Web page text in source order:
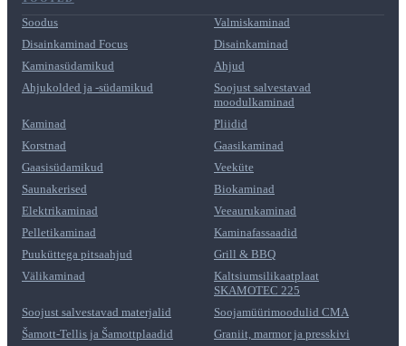
Soodus
Valmiskaminad
Disainkaminad Focus
Disainkaminad
Kaminasüdamikud
Ahjud
Ahjukolded ja -südamikud
Soojust salvestavad
moodulkaminad
Kaminad
Pliidid
Korstnad
Gaasikaminad
Gaasisüdamikud
Veeküte
Saunakerised
Biokaminad
Elektrikaminad
Veeaurukaminad
Pelletikaminad
Kaminafassaadid
Puuküttega pitsaahjud
Grill & BBQ
Välikaminad
Kaltsiumsilikaatplaat
SKAMOTEC 225
Soojust salvestavad materjalid
Soojamüürimoodulid CMA
Šamott-Tellis ja Šamottplaadid
Graniit, marmor ja presskivi